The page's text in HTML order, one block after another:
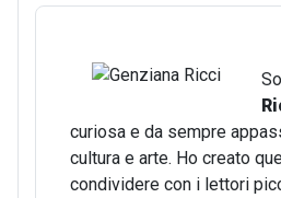
curiosa e da sempre
cultura e arte. Ho creato
condividere con i lettori